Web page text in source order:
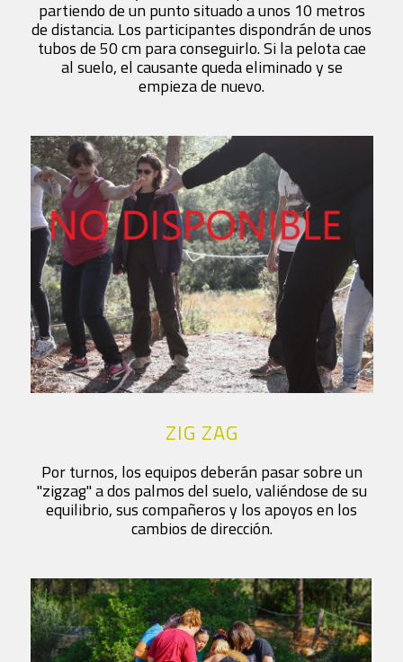
partiendo de un punto situado a unos 10 metros
de distancia. Los participantes dispondrán de unos
tubos de 50 cm para conseguirlo. Si la pelota cae
al suelo, el causante queda eliminado y se
empieza de nuevo.
ZIG ZAG
Por turnos, los equipos deberán pasar sobre un
"zigzag" a dos palmos del suelo, valiéndose de su
equilibrio, sus compañeros y los apoyos en los
cambios de dirección.